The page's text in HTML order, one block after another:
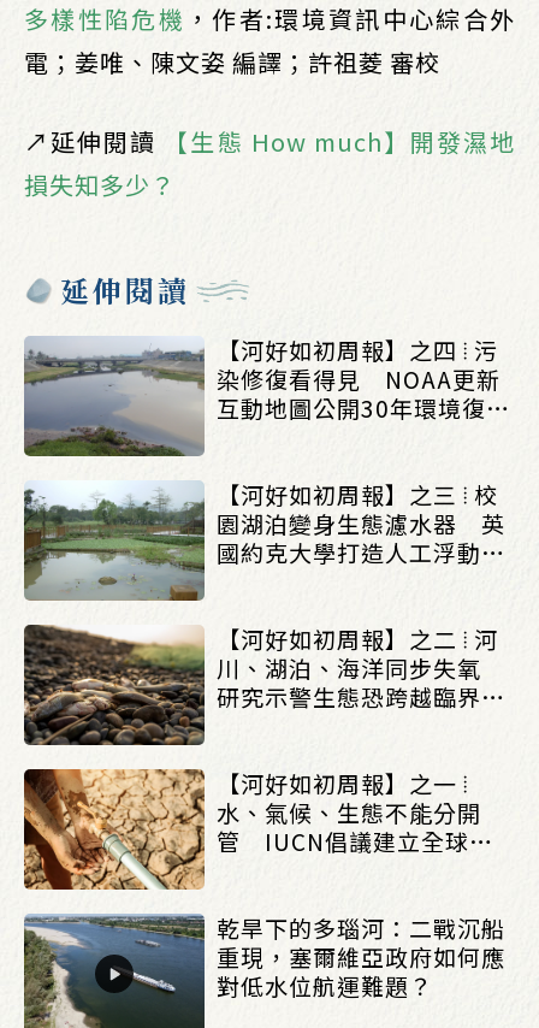
多樣性陷危機 ，作者:環境資訊中心綜合外
電；姜唯、陳文姿 編譯；許祖菱 審校
↗︎延伸閱讀
【生態 How much】開發濕地
損失知多少？
延伸閱讀
【河好如初周報】之四 ⦙ 污
染修復看得見 NOAA更新
互動地圖公開30年環境復育
【河好如初周報】之三 ⦙ 校
園湖泊變身生態濾水器 英
國約克大學打造人工浮動濕
【河好如初周報】之二 ⦙ 河
川、湖泊、海洋同步失氧
研究示警生態恐跨越臨界點
【河好如初周報】之一 ⦙
水、氣候、生態不能分開
管 IUCN倡議建立全球水
乾旱下的多瑙河：二戰沉船
重現，塞爾維亞政府如何應
對低水位航運難題？